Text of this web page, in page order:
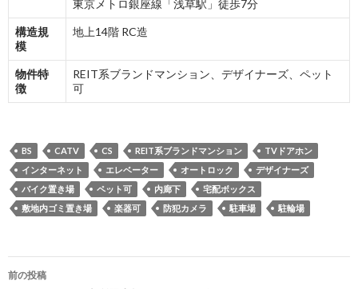
東京メトロ銀座線「浅草駅」徒歩7分
構造規
模
地上14階 RC造
物件特
徴
REIT系ブランドマンション、デザイナーズ、ペット
可
BS CATV CS REIT系ブランドマンション
TVドアホン
インターネット
エレベーター オートロック
デザイナーズ
バイク置き場
ペット可 内廊下
宅配ボックス
敷地内ゴミ置き場
楽器可 防犯カメラ 駐車場 駐輪場
投
前の投稿